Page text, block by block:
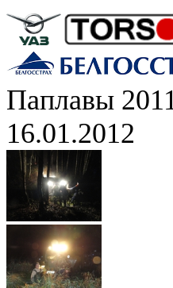
Паплавы
16.01.2012